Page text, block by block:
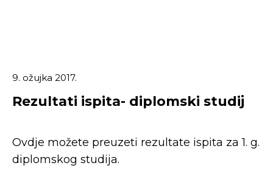
9. ožujka 2017.
Rezultati ispita- diplomski studij
Ovdje možete preuzeti rezultate ispita za 1. g.
diplomskog studija.